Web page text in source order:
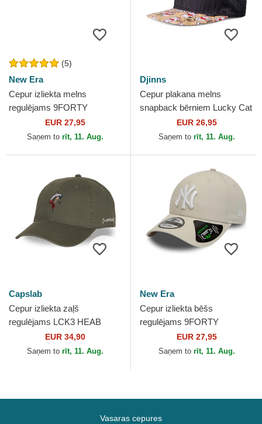
(5)
New Era
Cepur izliekta melns
regulējams 9FORTY
REPREVE League Essential
no New York Yankees MLB
EUR 27,95
Saņem to rīt, 11. Aug.
Djinns
Cepur plakana melns
snapback bērniem Lucky Cat
Linen Rev no Djinns
EUR 26,95
Saņem to rīt, 11. Aug.
Capslab
Cepur izliekta zaļš
regulējams LCK3 HEAB
Lucky Luke no Capslab
EUR 34,90
Saņem to rīt, 11. Aug.
New Era
Cepur izliekta bēšs
regulējams 9FORTY
REPREVE League Essential
no New York Yankees MLB
EUR 27,95
Saņem to rīt, 11. Aug.
Vasaras cepures